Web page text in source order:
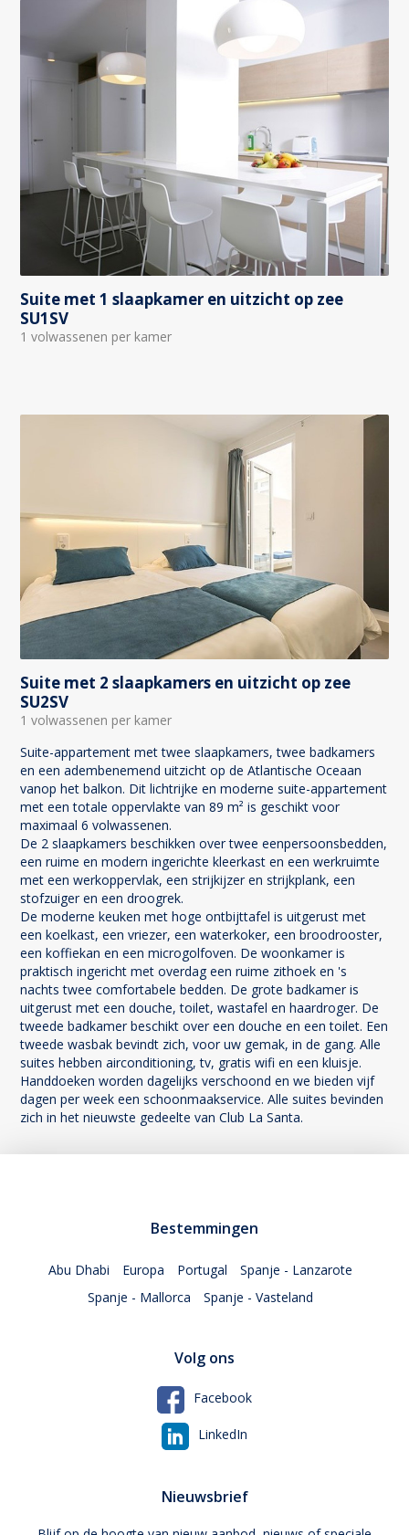
Suite met 1 slaapkamer en uitzicht op zee
SU1SV
1 volwassenen per kamer
Suite met 2 slaapkamers en uitzicht op zee
SU2SV
1 volwassenen per kamer
Suite-appartement met twee slaapkamers, twee badkamers
en een adembenemend uitzicht op de Atlantische Oceaan
vanop het balkon. Dit lichtrijke en moderne suite-appartement
met een totale oppervlakte van 89 m² is geschikt voor
maximaal 6 volwassenen.
De 2 slaapkamers beschikken over twee eenpersoonsbedden,
een ruime en modern ingerichte kleerkast en een werkruimte
met een werkoppervlak, een strijkijzer en strijkplank, een
stofzuiger en een droogrek.
De moderne keuken met hoge ontbijttafel is uitgerust met
een koelkast, een vriezer, een waterkoker, een broodrooster,
een koffiekan en een microgolfoven. De woonkamer is
praktisch ingericht met overdag een ruime zithoek en 's
nachts twee comfortabele bedden. De grote badkamer is
uitgerust met een douche, toilet, wastafel en haardroger. De
tweede badkamer beschikt over een douche en een toilet. Een
tweede wasbak bevindt zich, voor uw gemak, in de gang. Alle
suites hebben airconditioning, tv, gratis wifi en een kluisje.
Handdoeken worden dagelijks verschoond en we bieden vijf
dagen per week een schoonmaakservice. Alle suites bevinden
zich in het nieuwste gedeelte van Club La Santa.
Bestemmingen
Abu Dhabi Europa Portugal
Spanje - Lanzarote
Spanje - Mallorca
Spanje - Vasteland
Volg ons
Facebook
LinkedIn
Nieuwsbrief